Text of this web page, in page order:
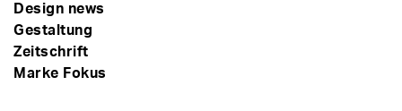
Design news
Gestaltung
Zeitschrift
Marke Fokus